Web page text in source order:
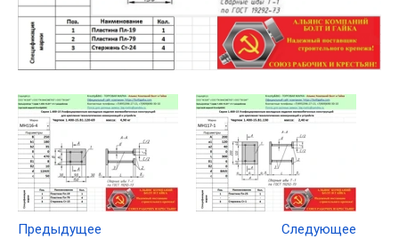
Предыдущее Следующее